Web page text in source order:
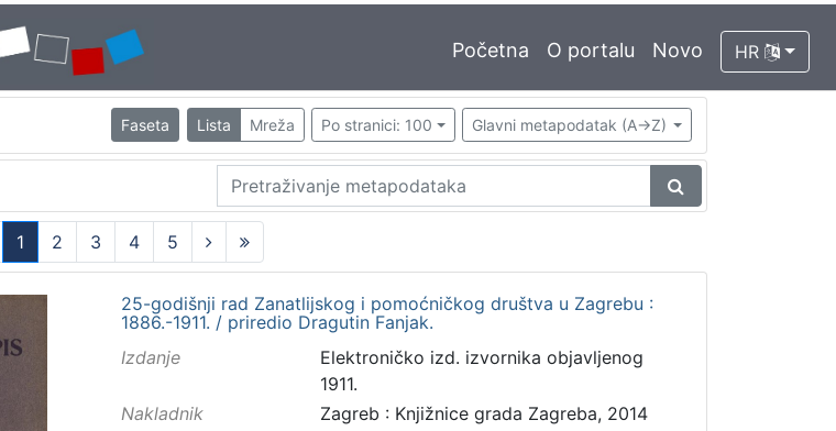
Početna O portalu Novo HR
Faseta Lista Mreža Po stranici: 100 Glavni metapodatak (A->Z)
1
(current)
2 3 4
5
25-godišnji rad Zanatlijskog i pomoćničkog društva u Zagrebu :
1886.-1911. / priredio Dragutin Fanjak.
Izdanje
Elektroničko izd. izvornika objavljenog
1911.
Nakladnik
Zagreb : Knjižnice grada Zagreba, 2014